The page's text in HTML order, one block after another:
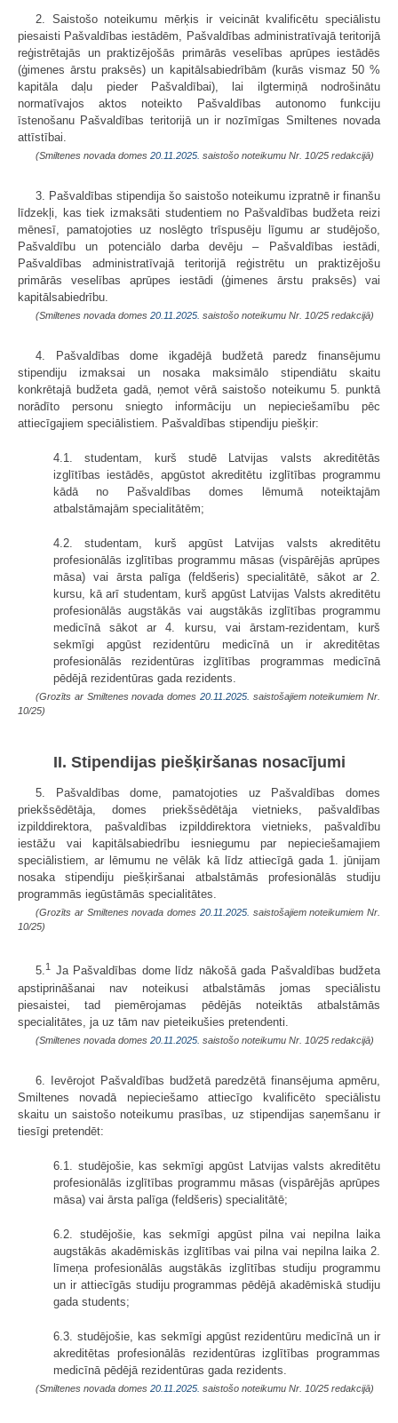
2. Saistošo noteikumu mērķis ir veicināt kvalificētu speciālistu
piesaisti Pašvaldības iestādēm, Pašvaldības administratīvajā teritorijā
reģistrētajās un praktizējošās primārās veselības aprūpes iestādēs
(ģimenes ārstu praksēs) un kapitālsabiedrībām (kurās vismaz 50 %
kapitāla daļu pieder Pašvaldībai), lai ilgtermiņā nodrošinātu
normatīvajos aktos noteikto Pašvaldības autonomo funkciju
īstenošanu Pašvaldības teritorijā un ir nozīmīgas Smiltenes novada
attīstībai.
(Smiltenes novada domes 20.11.2025. saistošo noteikumu Nr. 10/25 redakcijā)
3. Pašvaldības stipendija šo saistošo noteikumu izpratnē ir finanšu
līdzekļi, kas tiek izmaksāti studentiem no Pašvaldības budžeta reizi
mēnesī, pamatojoties uz noslēgto trīspusēju līgumu ar studējošo,
Pašvaldību un potenciālo darba devēju – Pašvaldības iestādi,
Pašvaldības administratīvajā teritorijā reģistrētu un praktizējošu
primārās veselības aprūpes iestādi (ģimenes ārstu praksēs) vai
kapitālsabiedrību.
(Smiltenes novada domes 20.11.2025. saistošo noteikumu Nr. 10/25 redakcijā)
4. Pašvaldības dome ikgadējā budžetā paredz finansējumu
stipendiju izmaksai un nosaka maksimālo stipendiātu skaitu
konkrētajā budžeta gadā, ņemot vērā saistošo noteikumu 5. punktā
norādīto personu sniegto informāciju un nepieciešamību pēc
attiecīgajiem speciālistiem. Pašvaldības stipendiju piešķir:
4.1. studentam, kurš studē Latvijas valsts akreditētās
izglītības iestādēs, apgūstot akreditētu izglītības programmu
kādā no Pašvaldības domes lēmumā noteiktajām
atbalstāmajām specialitātēm;
4.2. studentam, kurš apgūst Latvijas valsts akreditētu
profesionālās izglītības programmu māsas (vispārējās aprūpes
māsa) vai ārsta palīga (feldšeris) specialitātē, sākot ar 2.
kursu, kā arī studentam, kurš apgūst Latvijas Valsts akreditētu
profesionālās augstākās vai augstākās izglītības programmu
medicīnā sākot ar 4. kursu, vai ārstam-rezidentam, kurš
sekmīgi apgūst rezidentūru medicīnā un ir akreditētas
profesionālās rezidentūras izglītības programmas medicīnā
pēdējā rezidentūras gada rezidents.
(Grozīts ar Smiltenes novada domes 20.11.2025. saistošajiem noteikumiem Nr.
10/25)
II. Stipendijas piešķiršanas nosacījumi
5. Pašvaldības dome, pamatojoties uz Pašvaldības domes
priekšsēdētāja, domes priekšsēdētāja vietnieks, pašvaldības
izpilddirektora, pašvaldības izpilddirektora vietnieks, pašvaldību
iestāžu vai kapitālsabiedrību iesniegumu par nepieciešamajiem
speciālistiem, ar lēmumu ne vēlāk kā līdz attiecīgā gada 1. jūnijam
nosaka stipendiju piešķiršanai atbalstāmās profesionālās studiju
programmās iegūstāmās specialitātes.
(Grozīts ar Smiltenes novada domes 20.11.2025. saistošajiem noteikumiem Nr.
10/25)
5.1
Ja Pašvaldības dome līdz nākošā gada Pašvaldības budžeta
apstiprināšanai nav noteikusi atbalstāmās jomas speciālistu
piesaistei, tad piemērojamas pēdējās noteiktās atbalstāmās
specialitātes, ja uz tām nav pieteikušies pretendenti.
(Smiltenes novada domes 20.11.2025. saistošo noteikumu Nr. 10/25 redakcijā)
6. Ievērojot Pašvaldības budžetā paredzētā finansējuma apmēru,
Smiltenes novadā nepieciešamo attiecīgo kvalificēto speciālistu
skaitu un saistošo noteikumu prasības, uz stipendijas saņemšanu ir
tiesīgi pretendēt:
6.1. studējošie, kas sekmīgi apgūst Latvijas valsts akreditētu
profesionālās izglītības programmu māsas (vispārējās aprūpes
māsa) vai ārsta palīga (feldšeris) specialitātē;
6.2. studējošie, kas sekmīgi apgūst pilna vai nepilna laika
augstākās akadēmiskās izglītības vai pilna vai nepilna laika 2.
līmeņa profesionālās augstākās izglītības studiju programmu
un ir attiecīgās studiju programmas pēdējā akadēmiskā studiju
gada students;
6.3. studējošie, kas sekmīgi apgūst rezidentūru medicīnā un ir
akreditētas profesionālās rezidentūras izglītības programmas
medicīnā pēdējā rezidentūras gada rezidents.
(Smiltenes novada domes 20.11.2025. saistošo noteikumu Nr. 10/25 redakcijā)